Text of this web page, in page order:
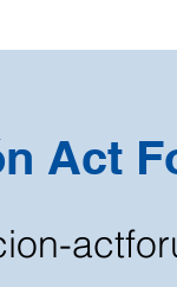
Act